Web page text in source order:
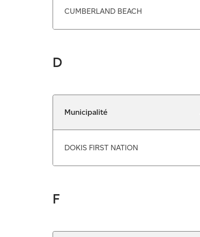
CUMBERLAND BEACH
D
Municipalité
DOKIS FIRST NATION
F